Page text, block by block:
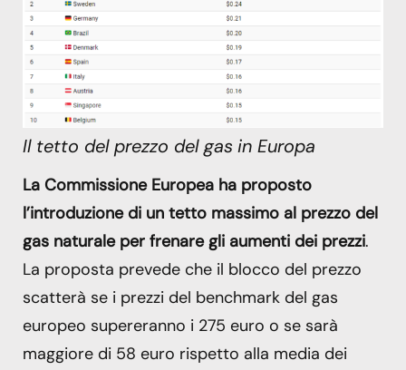
Il tetto del prezzo del gas in Europa
La Commissione Europea ha proposto
l’introduzione di un tetto massimo al prezzo del
gas naturale per frenare gli aumenti dei prezzi.
La proposta prevede che il blocco del prezzo
scatterà se i prezzi del benchmark del gas
europeo supereranno i 275 euro o se sarà
maggiore di 58 euro rispetto alla media dei